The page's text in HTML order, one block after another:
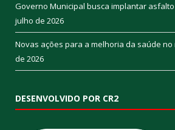
Governo Municipal busca implantar
julho de 2026
Novas ações para a melhoria da saúde no
de 2026
DESENVOLVIDO POR CR2